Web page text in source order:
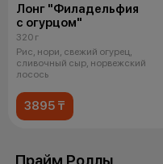
Лонг "Филадельфия
с огурцом"
320 г
Рис, нори, свежий огурец,
сливочный сыр, норвежский
лосось
3895 ₸